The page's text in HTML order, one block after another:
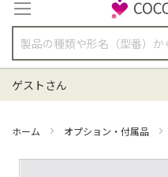
テ
ン
ツ
に
ス
キ
ッ
ゲストさん
ホーム オプション・付属品